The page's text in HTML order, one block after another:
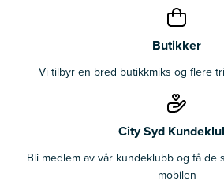
Butikker
Vi tilbyr en bred butikkmiks og flere
City Syd
Bli medlem av vår kundeklubb og få de
mobilen